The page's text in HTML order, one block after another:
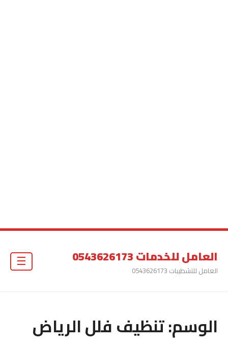
العامل للخدمات 0543626173
العامل للتشطيبات 0543626173
الوسم:تنظيف فلل الرياض